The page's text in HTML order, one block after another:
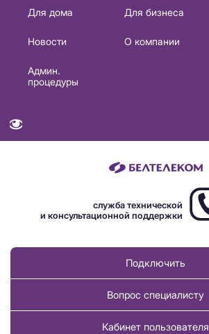
Основная
навигация
Для дома Для бизнеса
Новости
О компании
Админ.
процедуры
служба технической
и консультационной поддержки
Подключить
Вопрос специалисту
Кабинет пользователя